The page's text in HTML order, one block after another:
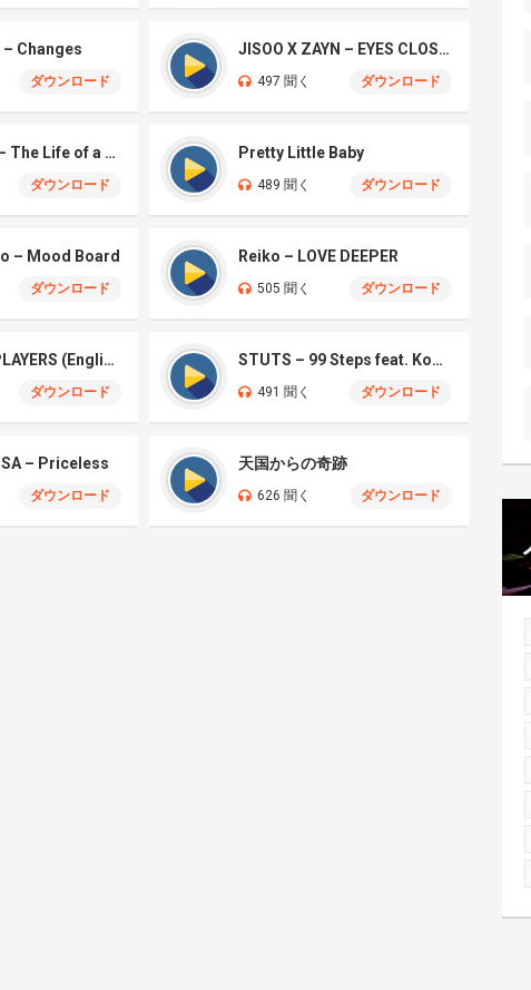
Changes
ダウンロード
JISOO X ZAYN – EYES CLOSED
497 聞く ダウンロード
TaylorSwift – The Life of a Showgirl
ダウンロード
Pretty Little Baby
489 聞く ダウンロード
– Mood Board
ダウンロード
Reiko – LOVE DEEPER
505 聞く ダウンロード
YOASOBI – PLAYERS (English Version)
ダウンロード
STUTS – 99 Steps feat. Kohjiya, Hana Hope
491 聞く ダウンロード
– Priceless
ダウンロード
天国からの奇跡
626 聞く ダウンロード